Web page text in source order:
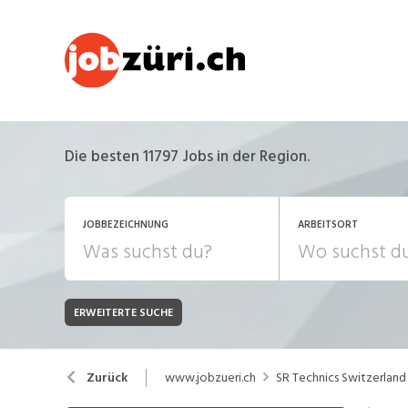
Die besten 11797 Jobs in der Region.
JOBBEZEICHNUNG ARBEITSORT
JOB-TYP
Festanstellung
Bank, Versicherung
Chemie, Pharma, Biotechnologie
ERWEITERTE SUCHE
Zurück www.jobzueri.ch SR Technics